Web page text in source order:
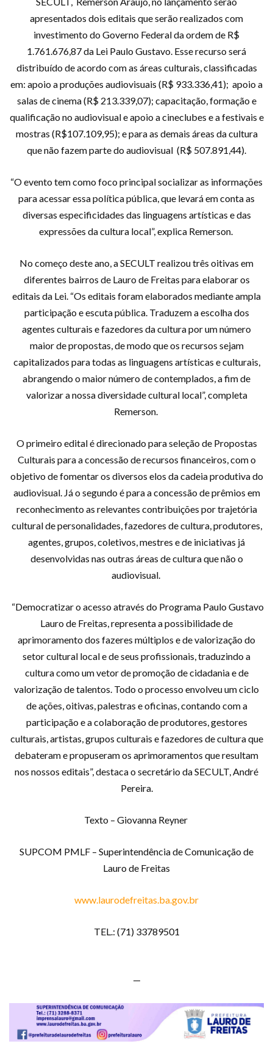
apresentados dois editais que serão realizados com
investimento do Governo Federal da ordem de R$
1.761.676,87 da Lei Paulo Gustavo. Esse recurso será
distribuído de acordo com as áreas culturais, classificadas
em: apoio a produções audiovisuais (R$ 933.336,41); apoio a
salas de cinema (R$ 213.339,07); capacitação, formação e
qualificação no audiovisual e apoio a cineclubes e a festivais e
mostras (R$107.109,95); e para as demais áreas da cultura
que não fazem parte do audiovisual (R$ 507.891,44).
“O evento tem como foco principal socializar as informações
para acessar essa política pública, que levará em conta as
diversas especificidades das linguagens artísticas e das
expressões da cultura local”, explica Remerson.
No começo deste ano, a SECULT realizou três oitivas em
diferentes bairros de Lauro de Freitas para elaborar os
editais da Lei. “Os editais foram elaborados mediante ampla
participação e escuta pública. Traduzem a escolha dos
agentes culturais e fazedores da cultura por um número
maior de propostas, de modo que os recursos sejam
capitalizados para todas as linguagens artísticas e culturais,
abrangendo o maior número de contemplados, a fim de
valorizar a nossa diversidade cultural local”, completa
Remerson.
O primeiro edital é direcionado para seleção de Propostas
Culturais para a concessão de recursos financeiros, com o
objetivo de fomentar os diversos elos da cadeia produtiva do
audiovisual. Já o segundo é para a concessão de prêmios em
reconhecimento as relevantes contribuições por trajetória
cultural de personalidades, fazedores de cultura, produtores,
agentes, grupos, coletivos, mestres e de iniciativas já
desenvolvidas nas outras áreas de cultura que não o
audiovisual.
“Democratizar o acesso através do Programa Paulo Gustavo
Lauro de Freitas, representa a possibilidade de
aprimoramento dos fazeres múltiplos e de valorização do
setor cultural local e de seus profissionais, traduzindo a
cultura como um vetor de promoção de cidadania e de
valorização de talentos. Todo o processo envolveu um ciclo
de ações, oitivas, palestras e oficinas, contando com a
participação e a colaboração de produtores, gestores
culturais, artistas, grupos culturais e fazedores de cultura que
debateram e propuseram os aprimoramentos que resultam
nos nossos editais”, destaca o secretário da SECULT, André
Pereira.
Texto – Giovanna Reyner
SUPCOM PMLF – Superintendência de Comunicação de
Lauro de Freitas
www.laurodefreitas.ba.gov.br
TEL.: (71) 33789501
—